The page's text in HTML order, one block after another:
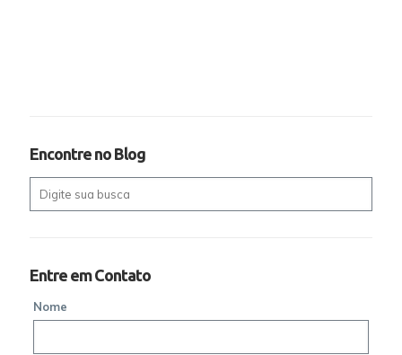
Encontre no Blog
Entre em Contato
Nome